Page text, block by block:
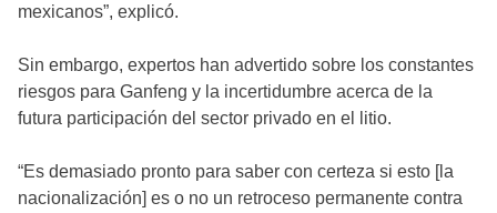
mexicanos”, explicó.
Sin embargo, expertos han advertido sobre los constantes
riesgos para Ganfeng y la incertidumbre acerca de la
futura participación del sector privado en el litio.
“Es demasiado pronto para saber con certeza si esto [la
nacionalización] es o no un retroceso permanente contra